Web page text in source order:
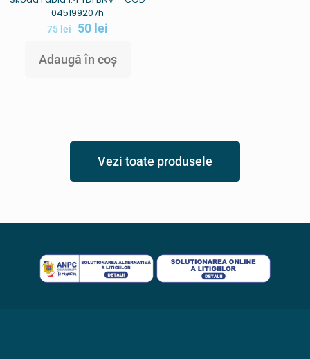
045199207h
75lei 50 lei
Adaugă în coș
Vezi toate produsele